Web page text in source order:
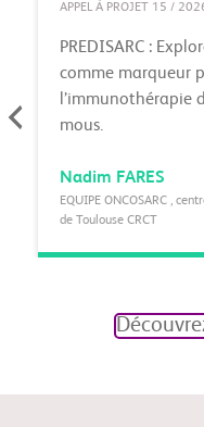
APPEL À PROJET 15 /
PREDISARC :
comme marqueur
l’immunothérapie
mous.
Nadim FARES
EQUIPE ONCOSARC ,
de Toulouse CRCT